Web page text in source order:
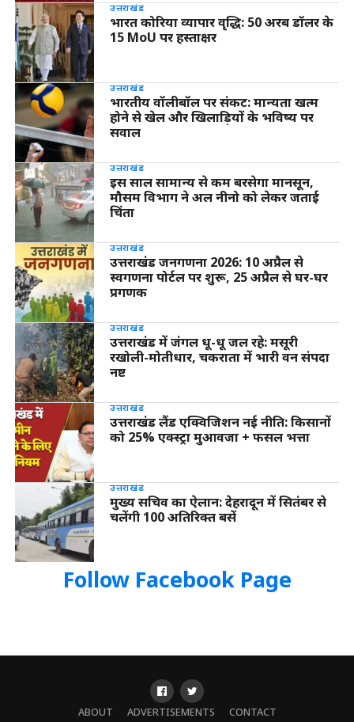
उत्तराखंड
भारत कोरिया व्यापार वृद्धि: 50 अरब डॉलर के
15 MoU पर हस्ताक्षर
उत्तराखंड
भारतीय वॉलीबॉल पर संकट: मान्यता खत्म
होने से खेल और खिलाड़ियों के भविष्य पर
सवाल
उत्तराखंड
इस साल सामान्य से कम बरसेगा मानसून,
मौसम विभाग ने अल नीनो को लेकर जताई
चिंता
उत्तराखंड
उत्तराखंड जनगणना 2026: 10 अप्रैल से
स्वगणना पोर्टल पर शुरू, 25 अप्रैल से घर-घर
प्रगणक
उत्तराखंड
उत्तराखंड में जंगल धू-धू जल रहे: मसूरी
रखोली-मोतीधार, चकराता में भारी वन संपदा
नष्ट
उत्तराखंड
उत्तराखंड लैंड एक्विजिशन नई नीति: किसानों
को 25% एक्स्ट्रा मुआवजा + फसल भत्ता
उत्तराखंड
मुख्य सचिव का ऐलान: देहरादून में सितंबर से
चलेंगी 100 अतिरिक्त बसें
Follow Facebook Page
ABOUT ADVERTISEMENTS CONTACT